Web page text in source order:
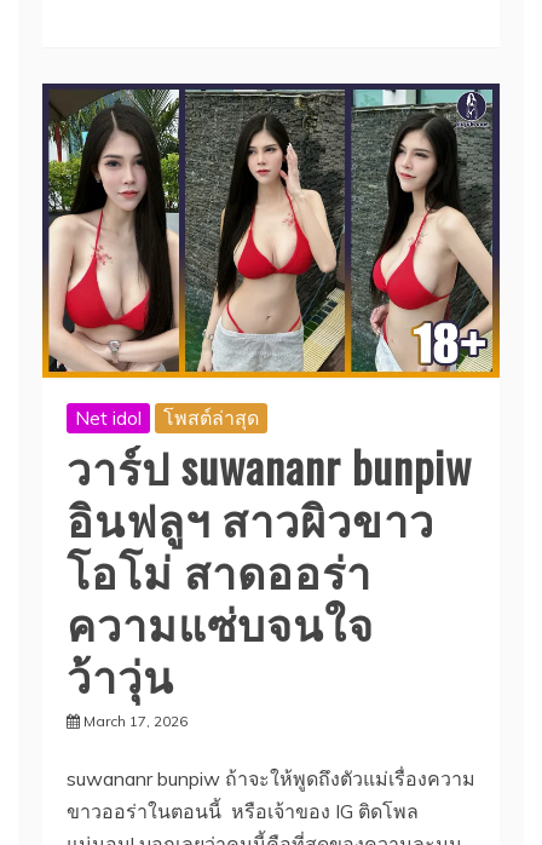
Net idol โพสต์ล่าสุด
วาร์ป suwananr bunpiw
อินฟลูฯ สาวผิวขาว
โอโม่ สาดออร่า
ความแซ่บจนใจ
ว้าวุ่น
March 17, 2026
suwananr bunpiw ถ้าจะให้พูดถึงตัวแม่เรื่องความ
ขาวออร่าในตอนนี้ หรือเจ้าของ IG ติดโพล